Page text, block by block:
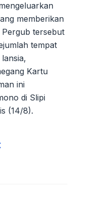
memberikan
tersebut
tempat
Kartu
ini
di Slipi
(14/8).